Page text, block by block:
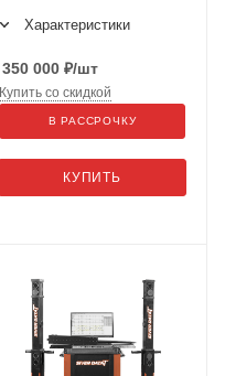
Характеристики
350 000 ₽/шт
КУПИТЬ
Купить со скидкой
В РАССРОЧКУ